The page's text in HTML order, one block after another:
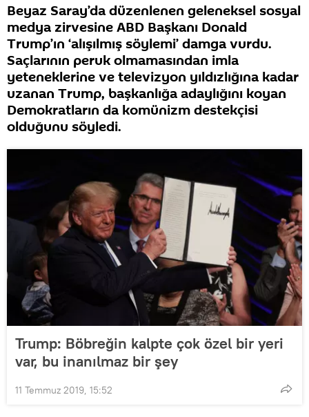
Beyaz Saray’da düzenlenen geleneksel sosyal
medya zirvesine ABD Başkanı Donald
Trump’ın ‘alışılmış söylemi’ damga vurdu.
Saçlarının peruk olmamasından imla
yeteneklerine ve televizyon yıldızlığına kadar
uzanan Trump, başkanlığa adaylığını koyan
Demokratların da komünizm destekçisi
olduğunu söyledi.
Trump: Böbreğin kalpte çok özel bir yeri
var, bu inanılmaz bir şey
11 Temmuz 2019, 15:52